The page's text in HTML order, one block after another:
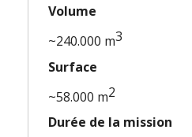
Volume
~240.000 m3
Surface
~58.000 m2
Durée de la mission